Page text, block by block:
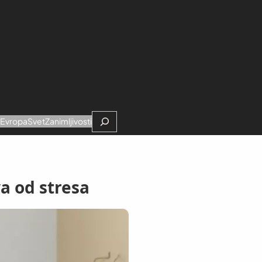
EvropaSvetZanimljivostiSearch
od stresa